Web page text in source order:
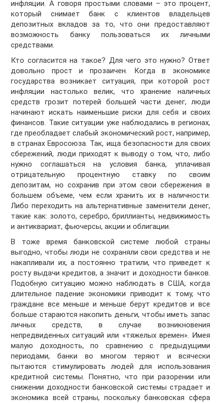
инфляции. А говоря простыми словами – это процент,
который снимает банк с клиентов владельцев
депозитных вкладов за то, что они предоставляют
возможность банку пользоваться их личными
средствами.
Кто согласится на такое? Для чего это нужно? Ответ
довольно прост и прозаичен. Когда в экономике
государства возникает ситуация, при которой рост
инфляции настолько велик, что хранение наличных
средств грозит потерей большей части денег, люди
начинают искать наименьшие риски для себя и своих
финансов. Такие ситуации уже наблюдались в регионах,
где преобладает слабый экономический рост, например,
в странах Евросоюза. Так, ища безопасности для своих
сбережений, люди приходят к выводу о том, что, либо
нужно соглашаться на условия банка, уплачивая
отрицательную процентную ставку по своим
депозитам, но сохранив при этом свои сбережения в
большем объеме, чем если хранить их в наличности.
Либо переходить на альтернативные заменители денег,
такие как: золото, серебро, бриллианты, недвижимость
и антиквариат, фьючерсы, акции и облигации.
В тоже время банковской системе любой страны
выгодно, чтобы люди не сохраняли свои средства и не
накапливали их, а постоянно тратили, что приведет к
росту выдачи кредитов, а значит и доходности банков.
Подобную ситуацию можно наблюдать в США, когда
длительное падение экономики приводит к тому, что
граждане все меньше и меньше берут кредитов и все
больше стараются накопить деньги, чтобы иметь запас
личных средств, в случае возникновения
непредвиденных ситуаций или «тяжелых времен». Имея
малую доходность, по сравнению с предыдущими
периодами, банки во многом теряют и всячески
пытаются стимулировать людей для использования
кредитной системы. Понятно, что при разорении или
снижении доходности банковской системы страдает и
экономика всей страны, поскольку банковская сфера